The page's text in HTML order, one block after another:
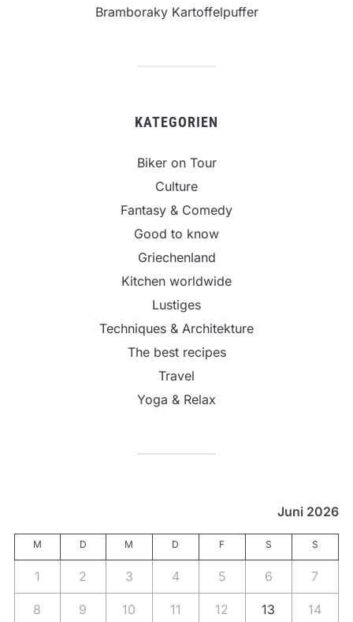
Bramboraky Kartoffelpuffer
KATEGORIEN
Biker on Tour
Culture
Fantasy & Comedy
Good to know
Griechenland
Kitchen worldwide
Lustiges
Techniques & Architekture
The best recipes
Travel
Yoga & Relax
Juni 2026
M D M D F S S
1 2 3 4 5 6 7
8 9 10 11 12 13 14